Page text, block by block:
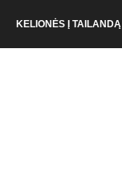
KELIONĖS Į TAILANDĄ